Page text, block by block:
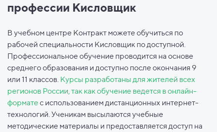
профессии Кисловщик
В учебном центре Контракт можете обучиться по
рабочей специальности Кисловщик по доступной.
Профессиональное обучение проводится на основе
среднего образования и доступно после окончания 9
или 11 классов. Курсы разработаны для жителей всех
регионов России, так как обучение ведется в онлайн-
формате с использованием дистанционных интернет-
технологий. Ученикам высылаются учебные
методические материалы и предоставляется доступ на